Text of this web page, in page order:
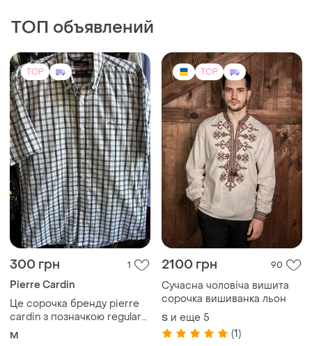
350 грн 0
450 грн -23%
Puma
Мужская рубашка puma
M и еще 1
629 грн
740 грн -15%
Livergy
Чоловіча сорочка вельвет в
наявності livergy
M
(1)